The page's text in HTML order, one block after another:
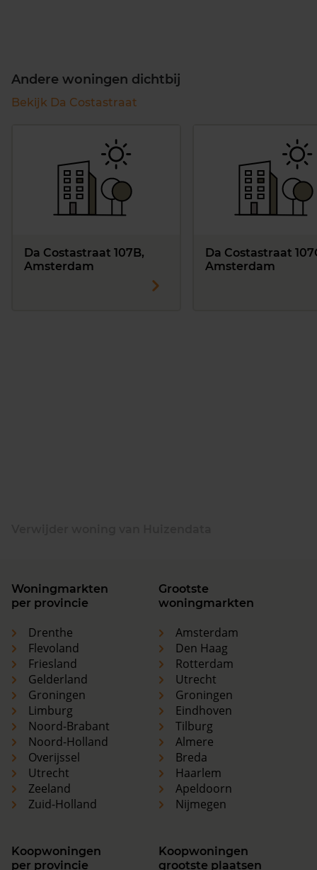
Andere woningen dichtbij
Bekijk Da Costastraat
Da Costastraat 107B,
Amsterdam
Da Costastraat
Amsterdam
Woningmarkten
per provincie
Drenthe
Flevoland
Friesland
Gelderland
Groningen
Limburg
Noord-Brabant
Noord-Holland
Overijssel
Utrecht
Zeeland
Zuid-Holland
Grootste
woningmarkten
Amsterdam
Den Haag
Rotterdam
Utrecht
Groningen
Eindhoven
Tilburg
Almere
Breda
Haarlem
Apeldoorn
Nijmegen
Koopwoningen
per provincie
Koopwoningen
grootste plaatsen